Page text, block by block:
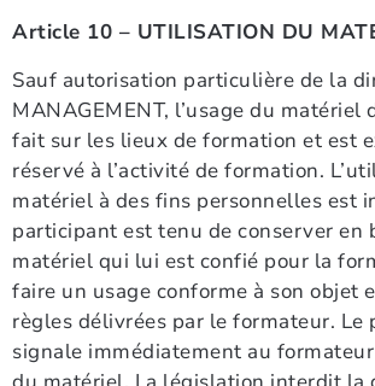
Article 10 – UTILISATION DU
Sauf autorisation particulière de la
MANAGEMENT, l’usage du matériel
fait sur les lieux de formation et est
réservé à l’activité de formation.
matériel à des fins personnelles est
participant est tenu de conserver en
matériel qui lui est confié pour la
faire un usage conforme à son objet
règles délivrées par le formateur. Le
signale immédiatement au